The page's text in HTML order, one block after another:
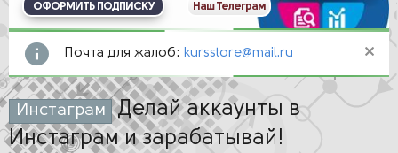
ОФОРМИТЬ ПОДПИСКУ Наш Телеграм
Почта для жалоб: kursstore@mail.ru
Инстаграм Делай аккаунты в
Инстаграм и зарабатывай!